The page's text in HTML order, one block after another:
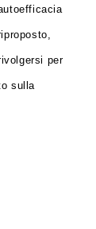
per
sulla